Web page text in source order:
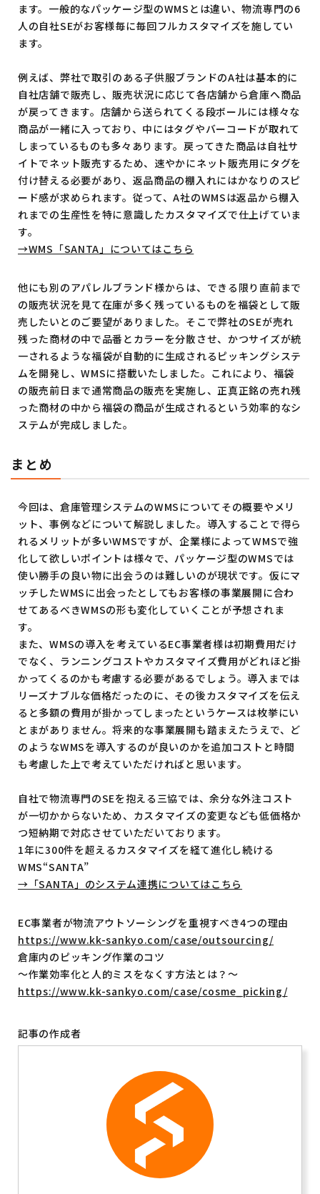
ます。一般的なパッケージ型のWMSとは違い、物流専門の6
人の自社SEがお客様毎に毎回フルカスタマイズを施してい
ます。
例えば、弊社で取引のある子供服ブランドのA社は基本的に
自社店舗で販売し、販売状況に応じて各店舗から倉庫へ商品
が戻ってきます。店舗から送られてくる段ボールには様々な
商品が一緒に入っており、中にはタグやバーコードが取れて
しまっているものも多々あります。戻ってきた商品は自社サ
イトでネット販売するため、速やかにネット販売用にタグを
付け替える必要があり、返品商品の棚入れにはかなりのスピ
ード感が求められます。従って、A社のWMSは返品から棚入
れまでの生産性を特に意識したカスタマイズで仕上げていま
す。
→WMS「SANTA」についてはこちら
他にも別のアパレルブランド様からは、できる限り直前まで
の販売状況を見て在庫が多く残っているものを福袋として販
売したいとのご要望がありました。そこで弊社のSEが売れ
残った商材の中で品番とカラーを分散させ、かつサイズが統
一されるような福袋が自動的に生成されるピッキングシステ
ムを開発し、WMSに搭載いたしました。これにより、福袋
の販売前日まで通常商品の販売を実施し、正真正銘の売れ残
った商材の中から福袋の商品が生成されるという効率的なシ
ステムが完成しました。
まとめ
今回は、倉庫管理システムのWMSについてその概要やメリ
ット、事例などについて解説しました。導入することで得ら
れるメリットが多いWMSですが、企業様によってWMSで強
化して欲しいポイントは様々で、パッケージ型のWMSでは
使い勝手の良い物に出会うのは難しいのが現状です。仮にマ
ッチしたWMSに出会ったとしてもお客様の事業展開に合わ
せてあるべきWMSの形も変化していくことが予想されま
す。
また、WMSの導入を考えているEC事業者様は初期費用だけ
でなく、ランニングコストやカスタマイズ費用がどれほど掛
かってくるのかも考慮する必要があるでしょう。導入までは
リーズナブルな価格だったのに、その後カスタマイズを伝え
ると多額の費用が掛かってしまったというケースは枚挙にい
とまがありません。将来的な事業展開も踏まえたうえで、ど
のようなWMSを導入するのが良いのかを追加コストと時間
も考慮した上で考えていただければと思います。
自社で物流専門のSEを抱える三協では、余分な外注コスト
が一切かからないため、カスタマイズの変更なども低価格か
つ短納期で対応させていただいております。
1年に300件を超えるカスタマイズを経て進化し続ける
WMS“SANTA”
→「SANTA」のシステム連携についてはこちら
EC事業者が物流アウトソーシングを重視すべき4つの理由
https://www.kk-sankyo.com/case/outsourcing/
倉庫内のピッキング作業のコツ
～作業効率化と人的ミスをなくす方法とは？～
https://www.kk-sankyo.com/case/cosme_picking/
記事の作成者